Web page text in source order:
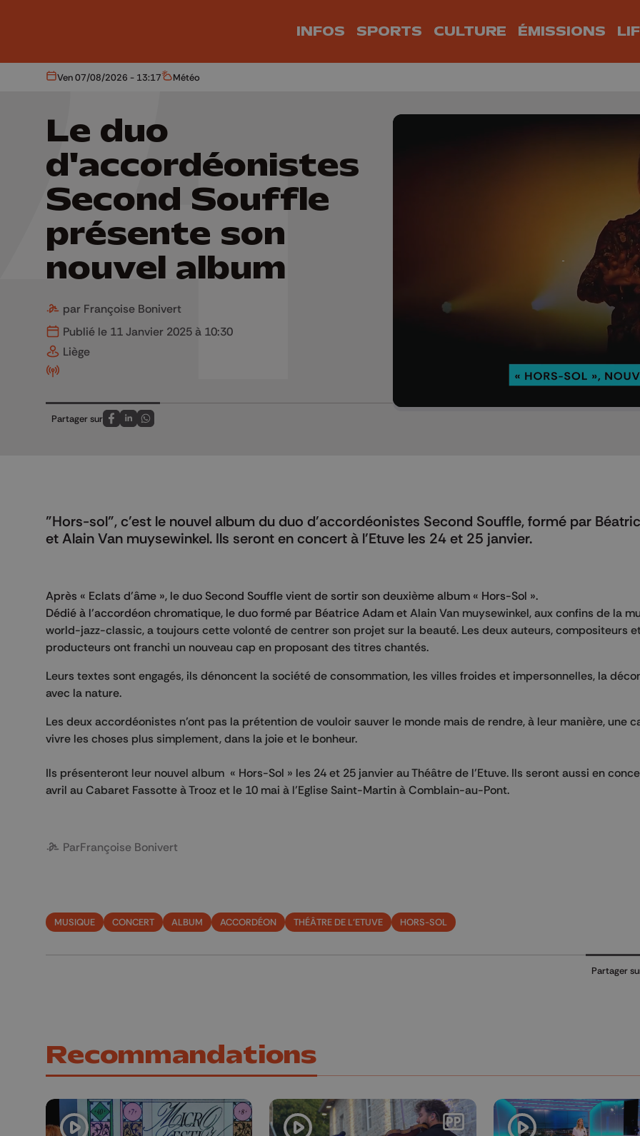
INFOS SPORTS CULTURE ÉMISSIONS
Aujourd'hui
Ven 07/08/2026 - 13:17 Météo
Météo
Le duo
d'accordéonistes
Second Souffle
présente son
nouvel album
par Françoise Bonivert
Publié le 11 Janvier 2025 à 10:30
Liège
Partager sur
Partagez sur FaceBook
Partagez sur LinkedIn
Partagez sur Whatsapp
Mettre en pause
"Hors-sol", c'est le nouvel album du duo d'accordéonistes Second Souffle, formé par
et Alain Van muysewinkel. Ils seront en concert à l'Etuve les 24 et 25 janvier.
Après « Eclats d’âme », le duo Second Souffle vient de sortir son deuxième album « Hors-Sol ».
Dédié à l’accordéon chromatique, le duo formé par Béatrice Adam et Alain Van muysewinkel, aux confins de la
world-jazz-classic, a toujours cette volonté de centrer son projet sur la beauté. Les deux auteurs, compositeurs
producteurs ont franchi un nouveau cap en proposant des titres chantés.
Leurs textes sont engagés, ils dénoncent la société de consommation, les villes froides et impersonnelles, la
avec la nature.
Les deux accordéonistes n’ont pas la prétention de vouloir sauver le monde mais de rendre, à leur manière, une
vivre les choses plus simplement, dans la joie et le bonheur.
Ils présenteront leur nouvel album « Hors-Sol » les 24 et 25 janvier au Théâtre de l’Etuve. Ils seront aussi en
avril au Cabaret Fassotte à Trooz et le 10 mai à l’Eglise Saint-Martin à Comblain-au-Pont.
ParFrançoise Bonivert
MUSIQUE CONCERT ALBUM ACCORDÉON THÉÂTRE DE L'ETUVE HORS-SOL
Partager
Recommandations